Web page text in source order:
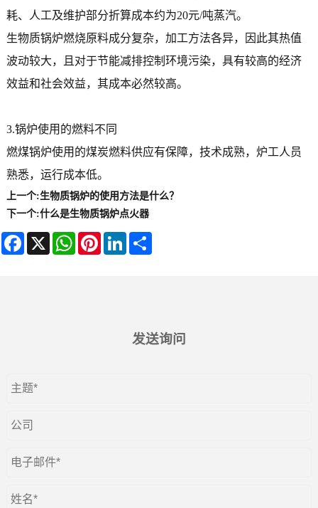
耗、人工及维护部分折算成本约为20元/吨蒸汽。
生物质锅炉燃烧原料成分复杂，加工方法各异，因此其热值
波动较大，且对于节能减排控制环境污染，具有较高的经济
效益和社会效益，其成本必然较高。
3.锅炉使用的燃料不同
燃煤锅炉使用的煤炭燃料供应有保障，技术成熟，炉工人员
熟悉，运行成本低。
上一个:生物质锅炉的使用方法是什么？
下一个:什么是生物质锅炉点火器
Facebook
X WhatsAppPinterestLinkedIn
发送询问